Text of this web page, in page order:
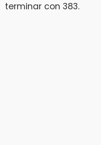
terminar con 383.